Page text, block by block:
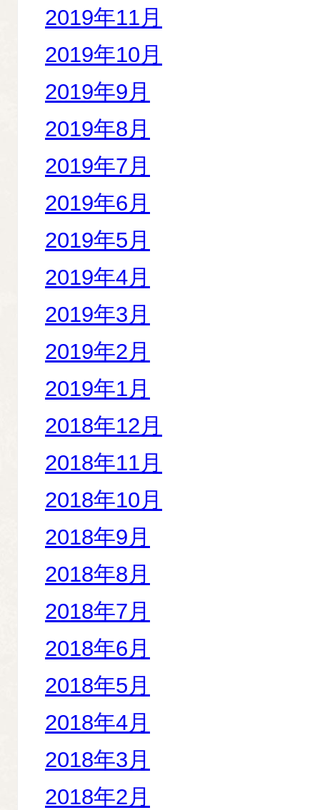
2019年11月
2019年10月
2019年9月
2019年8月
2019年7月
2019年6月
2019年5月
2019年4月
2019年3月
2019年2月
2019年1月
2018年12月
2018年11月
2018年10月
2018年9月
2018年8月
2018年7月
2018年6月
2018年5月
2018年4月
2018年3月
2018年2月